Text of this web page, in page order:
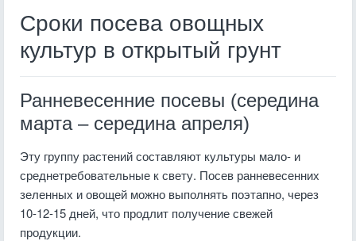
Сроки посева овощных
культур в открытый грунт
Ранневесенние посевы (середина
марта – середина апреля)
Эту группу растений составляют культуры мало- и
среднетребовательные к свету. Посев ранневесенних
зеленных и овощей можно выполнять поэтапно, через
10-12-15 дней, что продлит получение свежей
продукции.